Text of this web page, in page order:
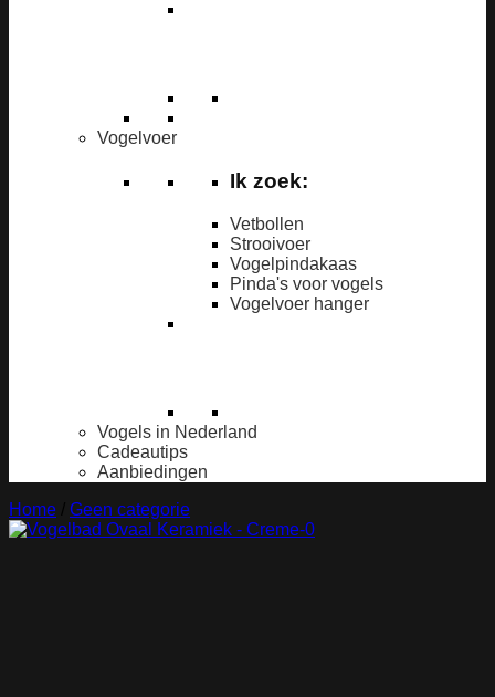
Vogelvoer
Ik zoek:
Vetbollen
Strooivoer
Vogelpindakaas
Pinda's voor vogels
Vogelvoer hanger
Vogels in Nederland
Cadeautips
Aanbiedingen
Home
Geen categorie